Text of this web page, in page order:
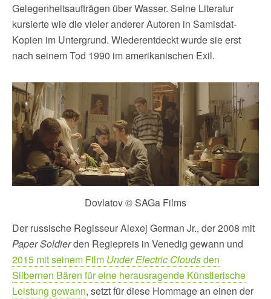
Gelegenheitsaufträgen über Wasser. Seine Literatur
kursierte wie die vieler anderer Autoren in Samisdat-
Kopien im Untergrund. Wiederentdeckt wurde sie erst
nach seinem Tod 1990 im amerikanischen Exil.
Dovlatov © SAGa Films
Der russische Regisseur Alexej German Jr., der 2008 mit
Paper Soldierden Regiepreis in Venedig gewann und
2015 mit seinem Film Under Electric Cloudsden
Silbernen Bären für eine herausragende Künstlerische
Leistung gewann, setzt für diese Hommage an einen der